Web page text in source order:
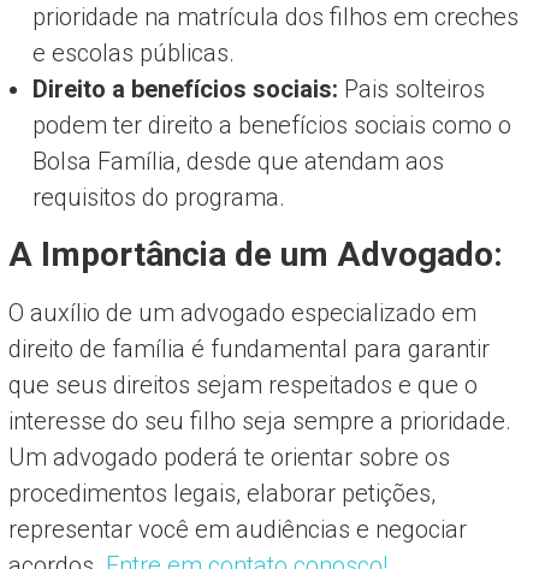
prioridade na matrícula dos filhos em creches
e escolas públicas.
Direito a benefícios sociais: Pais solteiros
podem ter direito a benefícios sociais como o
Bolsa Família, desde que atendam aos
requisitos do programa.
A Importância de um Advogado:
O auxílio de um advogado especializado em
direito de família é fundamental para garantir
que seus direitos sejam respeitados e que o
interesse do seu filho seja sempre a prioridade.
Um advogado poderá te orientar sobre os
procedimentos legais, elaborar petições,
representar você em audiências e negociar